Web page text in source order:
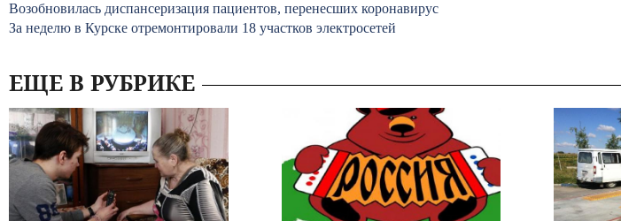
Возобновилась диспансеризация пациентов, перенесших коронавирус
За неделю в Курске отремонтировали 18 участков электросетей
ЕЩЕ В РУБРИКЕ